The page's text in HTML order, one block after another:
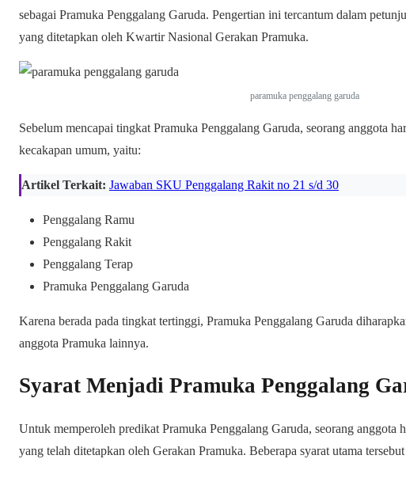
sebagai Pramuka Penggalang Garuda. Pengertian ini tercantum dalam
yang ditetapkan oleh Kwartir Nasional Gerakan Pramuka.
paramuka penggalang garuda
Sebelum mencapai tingkat Pramuka Penggalang Garuda, seorang anggota
kecakapan umum, yaitu:
Artikel Terkait: Jawaban SKU Penggalang Rakit no 21 s/d 30
Penggalang Ramu
Penggalang Rakit
Penggalang Terap
Pramuka Penggalang Garuda
Karena berada pada tingkat tertinggi, Pramuka Penggalang Garuda
anggota Pramuka lainnya.
Syarat Menjadi Pramuka Penggalang
Untuk memperoleh predikat Pramuka Penggalang Garuda, seorang anggota
yang telah ditetapkan oleh Gerakan Pramuka. Beberapa syarat utama